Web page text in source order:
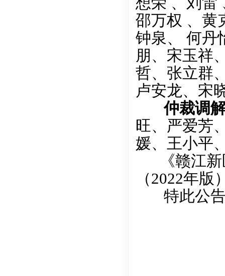
邵万权 、黄
钟泉、 何丹
朋、宋玉祥
哲、张立群
卢安龙、宋
仲裁调解
旺、严爱芳
媛、王小平
《赣江新
（2022年
特此公